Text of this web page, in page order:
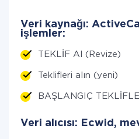
Veri kaynağı:
işlemler:
TEKLİF Al (Revize)
Teklifleri alın (yeni)
BAŞLANGIÇ
Veri alıcısı: Ecwid,